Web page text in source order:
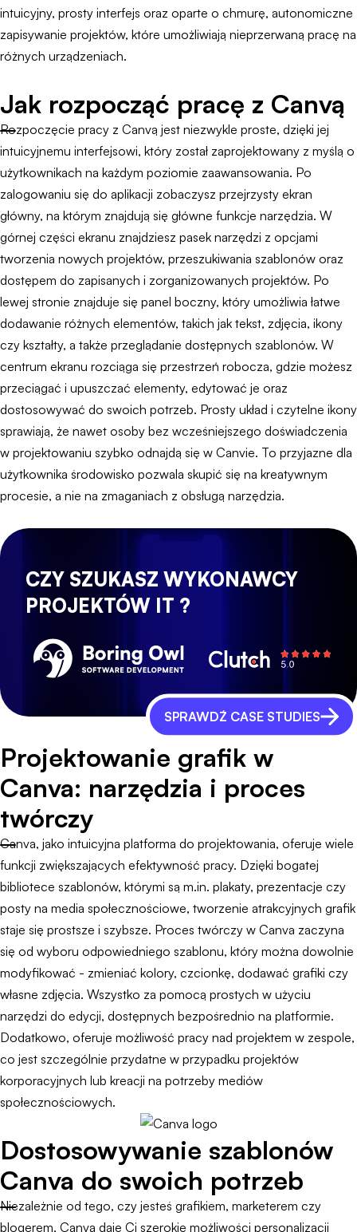
intuicyjny, prosty interfejs oraz oparte o chmurę, autonomiczne
zapisywanie projektów, które umożliwiają nieprzerwaną pracę na
różnych urządzeniach.
Jak rozpocząć pracę z Canvą
Rozpoczęcie pracy z Canvą jest niezwykle proste, dzięki jej
intuicyjnemu interfejsowi, który został zaprojektowany z myślą o
użytkownikach na każdym poziomie zaawansowania. Po
zalogowaniu się do aplikacji zobaczysz przejrzysty ekran
główny, na którym znajdują się główne funkcje narzędzia. W
górnej części ekranu znajdziesz pasek narzędzi z opcjami
tworzenia nowych projektów, przeszukiwania szablonów oraz
dostępem do zapisanych i zorganizowanych projektów. Po
lewej stronie znajduje się panel boczny, który umożliwia łatwe
dodawanie różnych elementów, takich jak tekst, zdjęcia, ikony
czy kształty, a także przeglądanie dostępnych szablonów. W
centrum ekranu rozciąga się przestrzeń robocza, gdzie możesz
przeciągać i upuszczać elementy, edytować je oraz
dostosowywać do swoich potrzeb. Prosty układ i czytelne ikony
sprawiają, że nawet osoby bez wcześniejszego doświadczenia
w projektowaniu szybko odnajdą się w Canvie. To przyjazne dla
użytkownika środowisko pozwala skupić się na kreatywnym
procesie, a nie na zmaganiach z obsługą narzędzia.
CZY SZUKASZ WYKONAWCY
PROJEKTÓW IT ?
SPRAWDŹ CASE STUDIES
Projektowanie grafik w
Canva: narzędzia i proces
twórczy
Canva, jako intuicyjna platforma do projektowania, oferuje wiele
funkcji zwiększających efektywność pracy. Dzięki bogatej
bibliotece szablonów, którymi są m.in. plakaty, prezentacje czy
posty na media społecznościowe, tworzenie atrakcyjnych grafik
staje się prostsze i szybsze. Proces twórczy w Canva zaczyna
się od wyboru odpowiedniego szablonu, który można dowolnie
modyfikować - zmieniać kolory, czcionkę, dodawać grafiki czy
własne zdjęcia. Wszystko za pomocą prostych w użyciu
narzędzi do edycji, dostępnych bezpośrednio na platformie.
Dodatkowo, oferuje możliwość pracy nad projektem w zespole,
co jest szczególnie przydatne w przypadku projektów
korporacyjnych lub kreacji na potrzeby mediów
społecznościowych.
Dostosowywanie szablonów
Canva do swoich potrzeb
Niezależnie od tego, czy jesteś grafikiem, marketerem czy
blogerem, Canva daje Ci szerokie możliwości personalizacji